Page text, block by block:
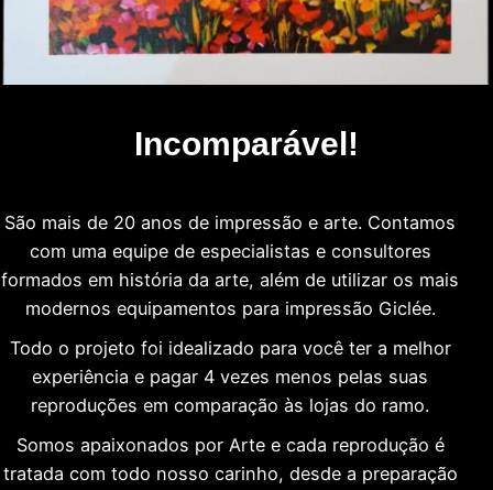
Incomparável!
São mais de 20 anos de impressão e arte. Contamos
com uma equipe de especialistas e consultores
formados em história da arte, além de utilizar os mais
modernos equipamentos para impressão Giclée.
Todo o projeto foi idealizado para você ter a melhor
experiência e pagar 4 vezes menos pelas suas
reproduções em comparação às lojas do ramo.
Somos apaixonados por Arte e cada reprodução é
tratada com todo nosso carinho, desde a preparação